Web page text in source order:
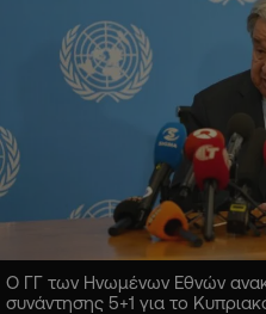
Ο ΓΓ των Ηνωμένων Εθνών
συνάντησης 5+1 για το